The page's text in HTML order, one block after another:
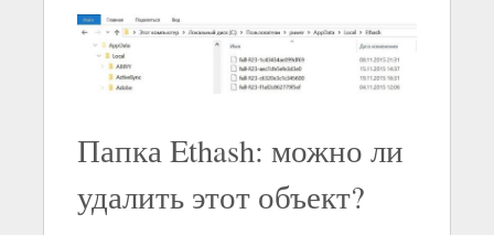
Папка Ethash: можно ли
удалить этот объект?